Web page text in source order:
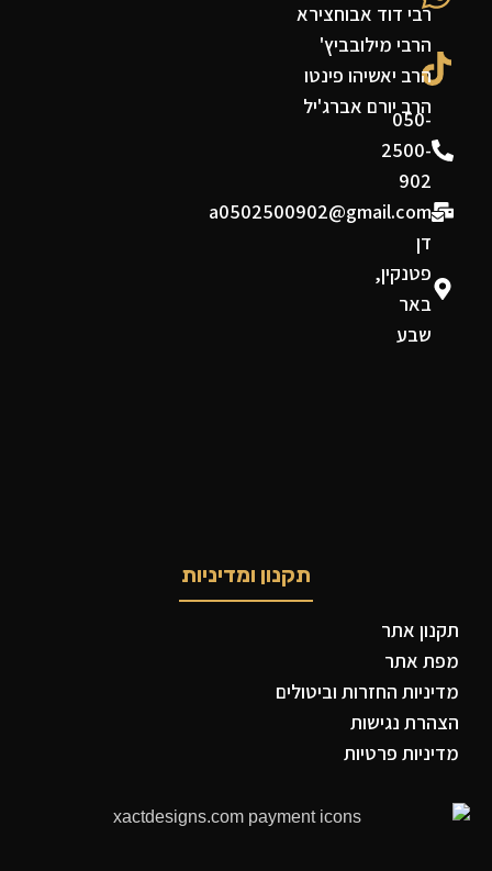
050-
2500-
902
a0502500902@gmail.com
דן
פטנקין,
באר
שבע
רבי דוד אבוחצירא
הרבי מילובביץ'
הרב יאשיהו פינטו
הרב יורם אברג'יל
תקנון ומדיניות
תקנון אתר
מפת אתר
מדיניות החזרות וביטולים
הצהרת נגישות
מדיניות פרטיות